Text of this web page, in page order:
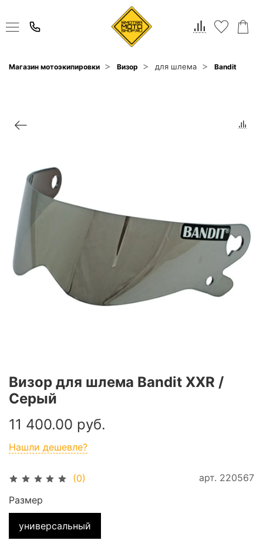
Магазин мотоэкипировки Визор для шлема Bandit
(0) арт. 220567
Визор для шлема Bandit XXR /
Серый
11 400.00 руб.
Нашли дешевле?
Размер
универсальный